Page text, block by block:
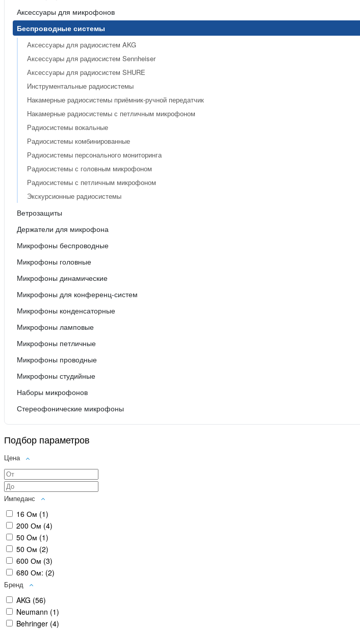
Аксессуары для микрофонов
Беспроводные системы
Аксессуары для радиосистем AKG
Аксессуары для радиосистем Sennheiser
Аксессуары для радиосистем SHURE
Инструментальные радиосистемы
Накамерные радиосистемы приёмник-ручной передатчик
Накамерные радиосистемы с петличным микрофоном
Радиосистемы вокальные
Радиосистемы комбинированные
Радиосистемы персонального мониторинга
Радиосистемы с головным микрофоном
Радиосистемы с петличным микрофоном
Экскурсионные радиосистемы
Ветрозащиты
Держатели для микрофона
Микрофоны беспроводные
Микрофоны головные
Микрофоны динамические
Микрофоны для конференц-систем
Микрофоны конденсаторные
Микрофоны ламповые
Микрофоны петличные
Микрофоны проводные
Микрофоны студийные
Наборы микрофонов
Стереофонические микрофоны
Подбор параметров
Цена
Импеданс
16 Ом (1)
200 Ом (4)
50 Oм (1)
50 Ом (2)
600 Ом (3)
680 Ом: (2)
Бренд
AKG (56)
Neumann (1)
Behringer (4)